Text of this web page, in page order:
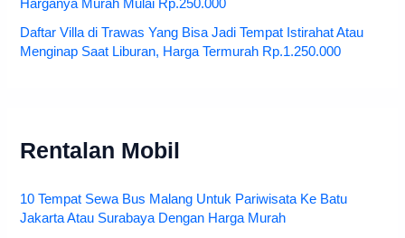
Harganya Murah Mulai Rp.250.000
Daftar Villa di Trawas Yang Bisa Jadi Tempat Istirahat Atau
Menginap Saat Liburan, Harga Termurah Rp.1.250.000
Rentalan Mobil
10 Tempat Sewa Bus Malang Untuk Pariwisata Ke Batu
Jakarta Atau Surabaya Dengan Harga Murah